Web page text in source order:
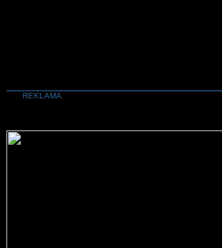
REKLAMA